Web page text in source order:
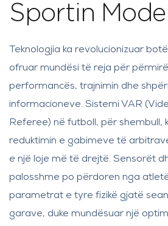
Sportin
Teknologjia ka revolucionizuar
ofruar mundësi të reja për
performancës, trajnimin dhe
informacioneve. Sistemi VAR
Referee) në futboll, për shembull,
reduktimin e gabimeve të
e një loje më të drejtë. Sensorët
palosshme po përdoren nga
parametrat e tyre fizikë gjatë
garave, duke mundësuar një